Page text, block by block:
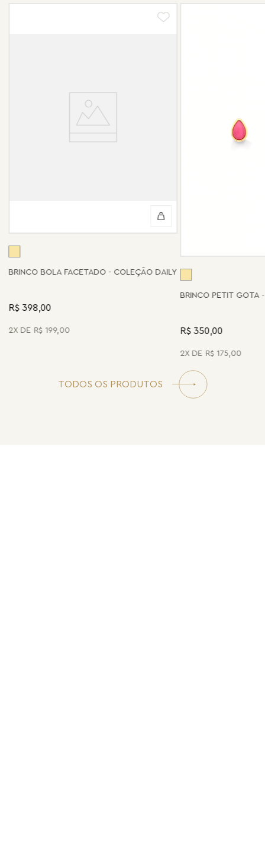
BRINCO BOLA FACETADO - COLEÇÃO DAILY
R$ 398,00
2 R$ 199,00
BRINCO PETIT GOTA
R$ 350,00
2 R$ 175,00
TODOS OS PRODUTOS